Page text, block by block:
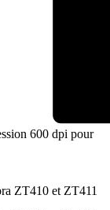
600 dpi pour
ZT410 et ZT411